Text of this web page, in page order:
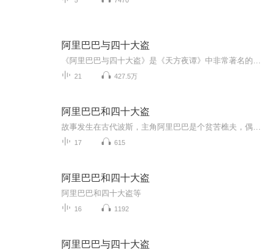
阿里巴巴与四十大盗
21 427.5万
阿里巴巴和四十大盗
17 615
阿里巴巴和四十大盗
阿里巴巴和四十大盗等
16 1192
阿里巴巴与四十大盗